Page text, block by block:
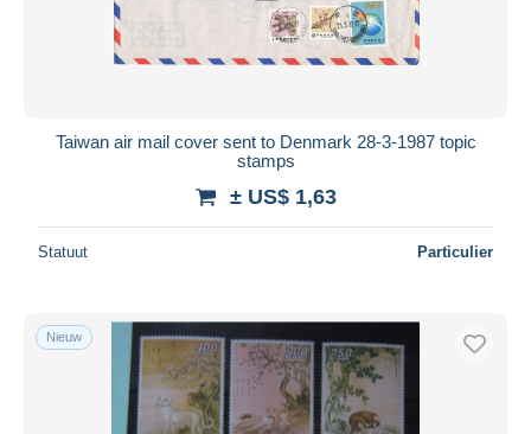
Taiwan air mail cover sent to Denmark 28-3-1987 topic
stamps
± US$ 1,63
Statuut Particulier
Nieuw